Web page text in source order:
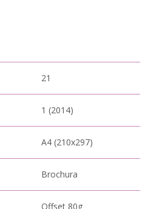
21
1 (2014)
A4 (210x297)
Brochura
Offset 80g